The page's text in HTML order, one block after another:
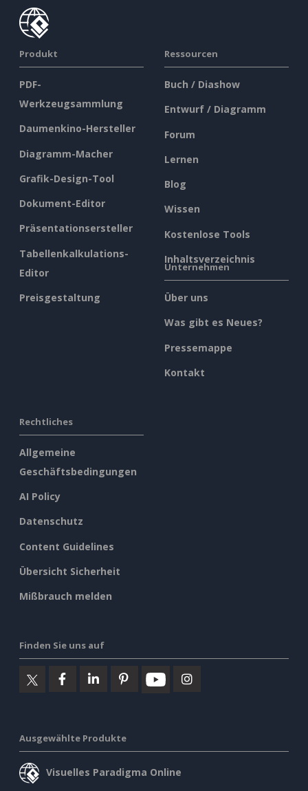
Produkt
PDF-
Werkzeugsammlung
Daumenkino-Hersteller
Diagramm-Macher
Grafik-Design-Tool
Dokument-Editor
Präsentationsersteller
Tabellenkalkulations-
Editor
Preisgestaltung
Ressourcen
Buch / Diashow
Entwurf / Diagramm
Forum
Lernen
Blog
Wissen
Kostenlose Tools
Inhaltsverzeichnis
Unternehmen
Über uns
Was gibt es Neues?
Pressemappe
Kontakt
Rechtliches
Allgemeine
Geschäftsbedingungen
AI Policy
Datenschutz
Content Guidelines
Übersicht Sicherheit
Mißbrauch melden
Finden Sie uns auf
Ausgewählte Produkte
Visuelles Paradigma Online